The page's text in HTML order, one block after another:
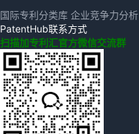
国际专利分类库 企业竞争力分析
PatentHub联系方式
扫描加专利汇官方微信交流群